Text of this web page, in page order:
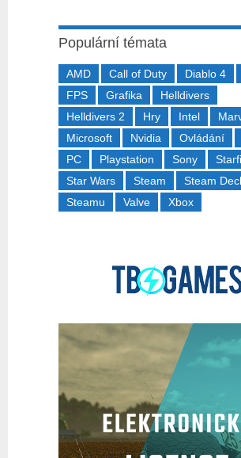
Populární témata
AMD Call of Duty Diablo 4
FPS
Grafika
Helldivers
Helldivers 2
Hry Intel
Microsoft
Nvidia Ovládání
PC
Playstation Sony
Star Wars
Steam
Steam
Steamu
Valve Xbox